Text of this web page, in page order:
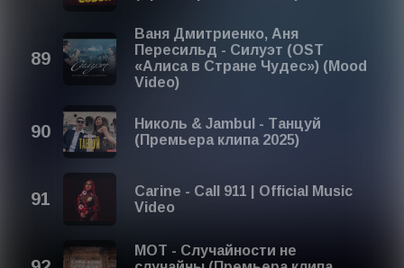
Ваня Дмитриенко, Аня
Пересильд - Силуэт (OST
«Алиса в Стране Чудес») (Mood
Video)
Николь & Jambul - Танцуй
(Премьера клипа 2025)
Carine - Call 911 | Official Music
Video
МОТ - Случайности не